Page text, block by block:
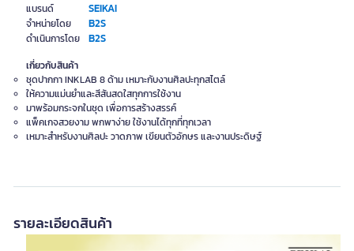
แบรนด์ SEIKAI
จำหน่ายโดย B2S
ดำเนินการโดย B2S
เกี่ยวกับสินค้า
ชุดปากกา INKLAB 8 ด้าม เหมาะกับงานศิลปะทุกสไตล์
ให้ความแม่นยำและสีสันสดใสทุกการใช้งาน
มาพร้อมกระจกในชุด เพื่อการสร้างสรรค์
แพ็คเกจสวยงาม พกพาง่าย ใช้งานได้ทุกที่ทุกเวลา
เหมาะสำหรับงานศิลปะ วาดภาพ เขียนตัวอักษร และงานประดิษฐ์
รายละเอียดสินค้า